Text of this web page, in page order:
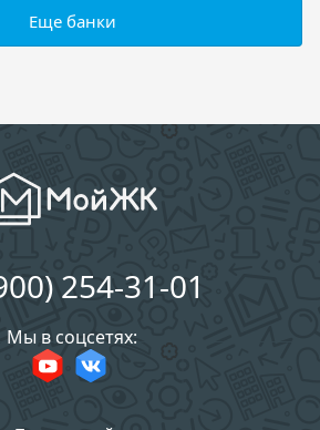
Еще банки
254-31-01
Мы в соцсетях: